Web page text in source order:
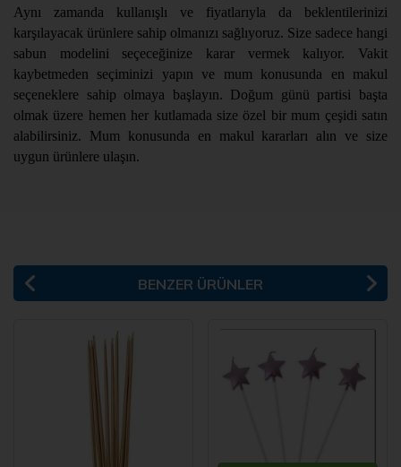
Aynı zamanda kullanışlı ve fiyatlarıyla da beklentilerinizi
karşılayacak ürünlere sahip olmanızı sağlıyoruz. Size sadece hangi
sabun modelini seçeceğinize karar vermek kalıyor. Vakit
kaybetmeden seçiminizi yapın ve mum konusunda en makul
seçeneklere sahip olmaya başlayın. Doğum günü partisi başta
olmak üzere hemen her kutlamada size özel bir mum çeşidi satın
alabilirsiniz. Mum konusunda en makul kararları alın ve size
uygun ürünlere ulaşın.
BENZER ÜRÜNLER